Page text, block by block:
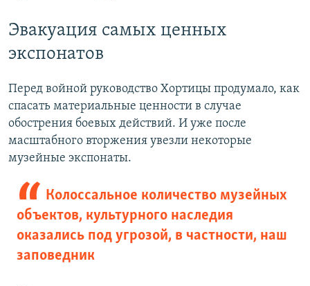
Эвакуация самых ценных
экспонатов
Перед войной руководство Хортицы продумало, как
спасать материальные ценности в случае
обострения боевых действий. И уже после
масштабного вторжения увезли некоторые
музейные экспонаты.
Колоссальное количество музейных
объектов, культурного наследия
оказались под угрозой, в частности, наш
заповедник